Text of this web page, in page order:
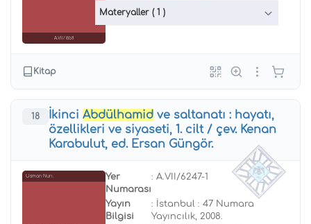
A.VII/1658
Materyaller ( 1 )
Kitap
18 İkinci Abdülhamid ve saltanatı : hayatı,
özellikleri ve siyaseti, 1. cilt / çev. Kenan
Karabulut, ed. Ersan Güngör.
Osman Nuri.
Yer
Numarası
: A.VII/6247-1
Yayın
Bilgisi
: İstanbul : 47 Numara
Yayıncılık, 2008.